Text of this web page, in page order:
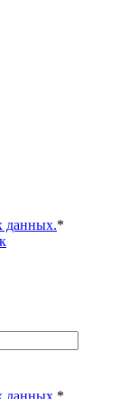
данных.*
данных. *